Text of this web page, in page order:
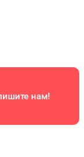
нам!